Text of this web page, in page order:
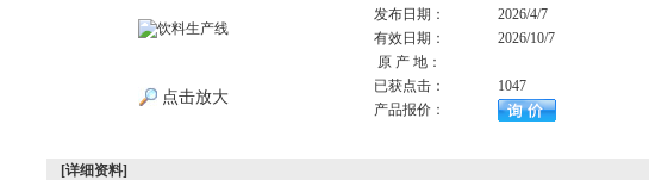
点击放大
发布日期：
2026/4/7
有效日期：
2026/10/7
原 产 地：
已获点击：
1047
产品报价：
[详细资料]